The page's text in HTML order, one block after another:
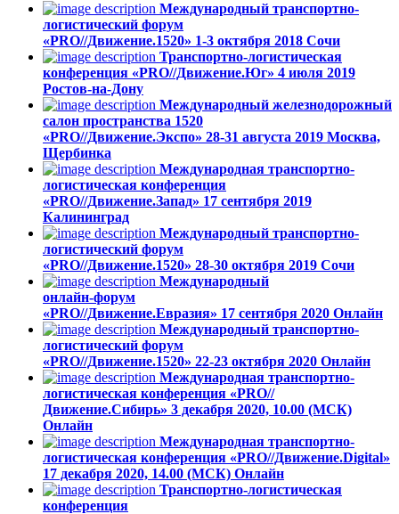
Международный транспортно-
логистический форум
«PRO//Движение.1520» 1-3 октября 2018 Сочи
Транспортно-логистическая
конференция «PRO//Движение.Юг» 4 июля 2019
Ростов-на-Дону
Международный железнодорожный
салон пространства 1520
«PRO//Движение.Экспо» 28-31 августа 2019 Москва,
Щербинка
Международная транспортно-
логистическая конференция
«PRO//Движение.Запад» 17 сентября 2019
Калининград
Международный транспортно-
логистический форум
«PRO//Движение.1520» 28-30 октября 2019 Сочи
Международный
онлайн-форум
«PRO//Движение.Евразия» 17 сентября 2020 Онлайн
Международный транспортно-
логистический форум
«PRO//Движение.1520» 22-23 октября 2020 Онлайн
Международная транспортно-
логистическая конференция «PRO//
Движение.Сибирь» 3 декабря 2020, 10.00 (МСК)
Онлайн
Международная транспортно-
логистическая конференция «PRO//Движение.Digital»
17 декабря 2020, 14.00 (МСК) Онлайн
Транспортно-логистическая
конференция